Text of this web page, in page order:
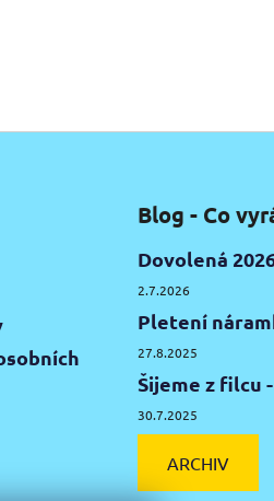
Blog - Co
Dovolená
2.7.2026
Pletení
27.8.2025
Šijeme z filcu
30.7.2025
ARCHIV